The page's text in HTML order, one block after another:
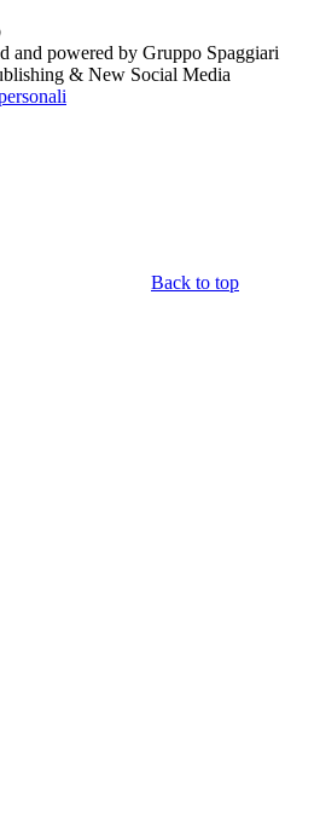
and powered by Gruppo Spaggiari
& New Social Media
Back to top